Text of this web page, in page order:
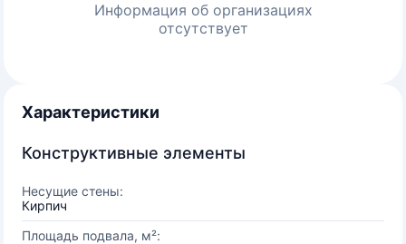
Информация об организациях
отсутствует
Характеристики
Конструктивные элементы
Несущие стены:
Кирпич
Площадь подвала, м²: